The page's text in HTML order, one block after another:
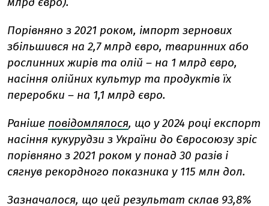
Порівняно з 2021 роком, імпорт зернових
збільшився на 2,7 млрд євро, тваринних або
рослинних жирів та олій – на 1 млрд євро,
насіння олійних культур та продуктів їх
переробки – на 1,1 млрд євро.
Раніше повідомлялося, що у 2024 році експорт
насіння кукурудзи з України до Євросоюзу зріс
порівняно з 2021 роком у понад 30 разів і
сягнув рекордного показника у 115 млн дол.
Зазначалося, що цей результат склав 93,8%